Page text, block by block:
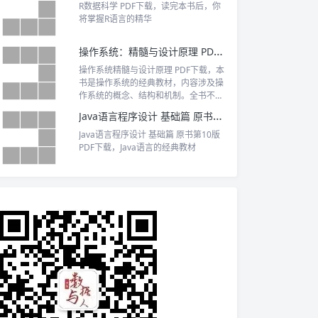
节丰富。我从这本书里学到了很多东
西，强烈推荐！
R数据科学 PDF下载，读完本书后，你
将掌握R语言的精华
操作系统：精髓与设计原理 PDF下载
操作系统精髓与设计原理 PDF下载，本
书是操作系统的经典教材，内容涉及操
作系统的概念、结构和机制。全书不仅
理和方法，而且以当代主流的操作系统
Windows 8、UNIX、Android、Linux
为例，呈现了当代操作系统的本质和特
Java语言程序设计 基础篇 原书第10版 PDF下载
Java语言程序设计 基础篇 原书第10版
PDF下载，Java语言的经典教材